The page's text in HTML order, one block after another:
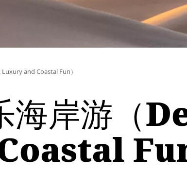
and Coastal Fun）
海岸游（